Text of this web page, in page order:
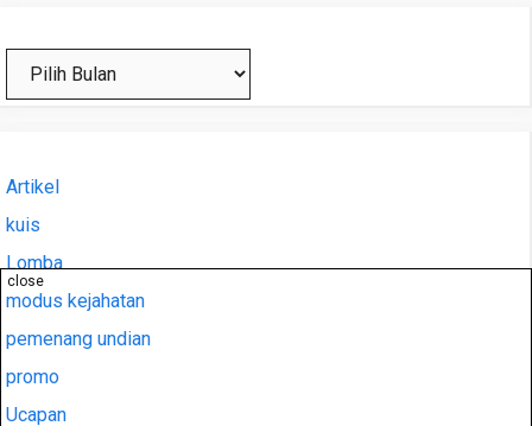
close
Artikel
kuis
Lomba
modus kejahatan
pemenang undian
promo
Ucapan